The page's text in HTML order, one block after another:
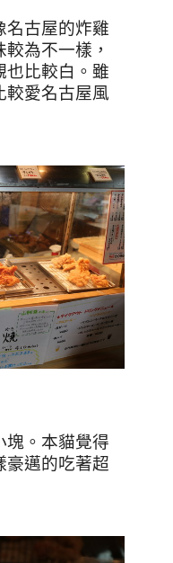
名古屋的炸雞
為不一樣，
也比較白。雖
較愛名古屋風
塊。本貓覺得
豪邁的吃著超